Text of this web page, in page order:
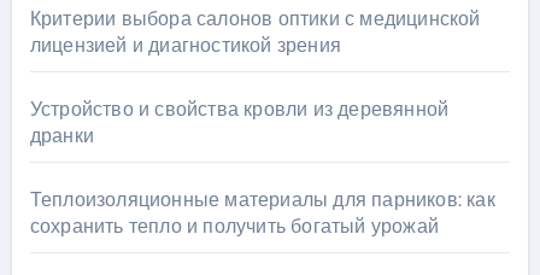
Критерии выбора салонов оптики с медицинской
лицензией и диагностикой зрения
Устройство и свойства кровли из деревянной
дранки
Теплоизоляционные материалы для парников: как
сохранить тепло и получить богатый урожай